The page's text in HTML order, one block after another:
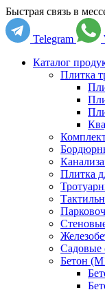
Быстрая связь в
Telegram
Каталог
Плитка
Плитка
Садовые
Бетон